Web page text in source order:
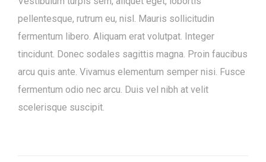
pellentesque, rutrum eu, nisl. Mauris sollicitudin
fermentum libero. Aliquam erat volutpat. Integer
tincidunt. Donec sodales sagittis magna. Proin faucibus
arcu quis ante. Vivamus elementum semper nisi. Fusce
fermentum odio nec arcu. Duis vel nibh at velit
scelerisque suscipit.